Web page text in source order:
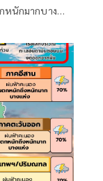
หนักมากบาง